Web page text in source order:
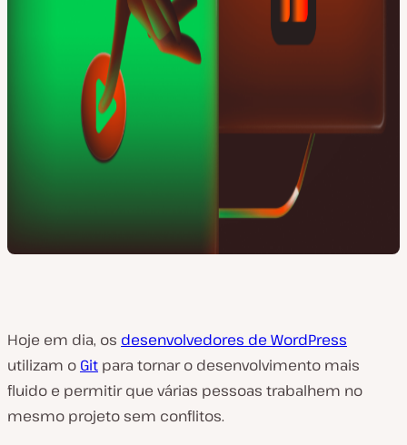
Hoje em dia, os desenvolvedores de WordPress
utilizam o Git para tornar o desenvolvimento mais
fluido e permitir que várias pessoas trabalhem no
mesmo projeto sem conflitos.